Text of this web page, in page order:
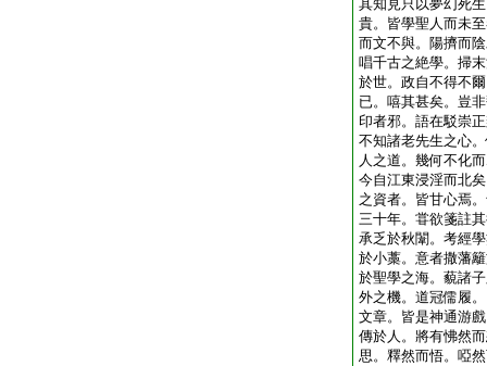
其知見只以夢幻死
貴。皆學聖人而未
而文不與。陽擠而
唱千古之絶學。掃
於世。政自不得不
已。嘻其甚矣。豈
印者邪。語在駁崇
不知諸老先生之心
人之道。幾何不化
今自江東浸淫而北
之資者。皆甘心焉
三十年。甞欲箋註
承乏於秋闈。考經
於小藁。意者撒藩
於聖學之海。藐諸
外之機。道冠儒履
文章。皆是神通游
傳於人。將有怫然
思。釋然而悟。啞